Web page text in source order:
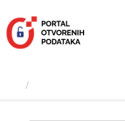
sadržaj